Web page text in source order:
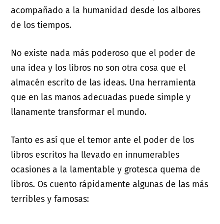
acompañado a la humanidad desde los albores
de los tiempos.
No existe nada más poderoso que el poder de
una idea y los libros no son otra cosa que el
almacén escrito de las ideas. Una herramienta
que en las manos adecuadas puede simple y
llanamente transformar el mundo.
Tanto es así que el temor ante el poder de los
libros escritos ha llevado en innumerables
ocasiones a la lamentable y grotesca quema de
libros. Os cuento rápidamente algunas de las más
terribles y famosas: